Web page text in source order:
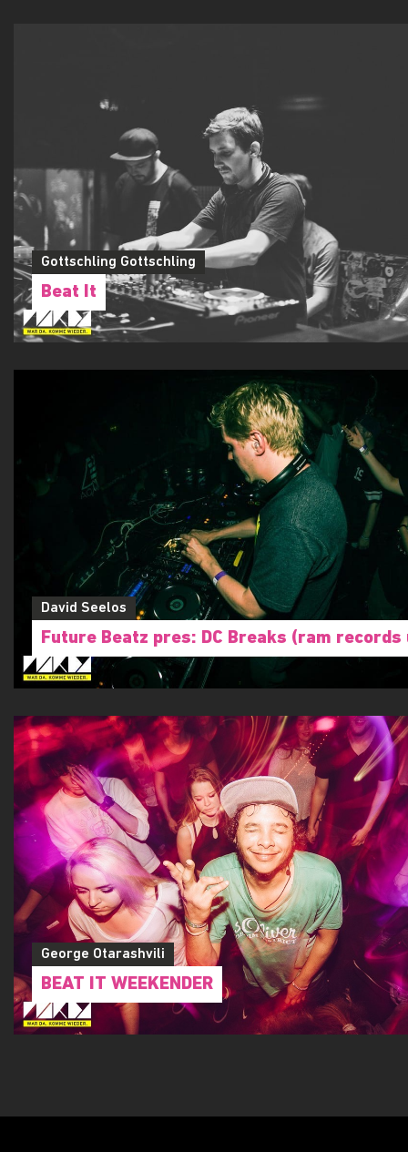
Gottschling Gottschling
Beat It
David Seelos
Future Beatz pres: DC Breaks (ram records
George Otarashvili
BEAT IT WEEKENDER